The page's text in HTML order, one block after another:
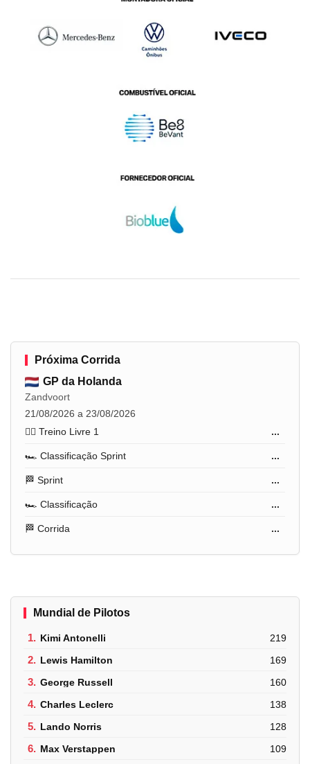
Próxima Corrida
GP da Holanda
Zandvoort
21/08/2026 a 23/08/2026
🏋️‍♂️ Treino Livre 1
...
🏎️ Classificação Sprint ...
🏁 Sprint ...
🏎️ Classificação ...
🏁 Corrida ...
Mundial de Pilotos
1. Kimi Antonelli 219
2. Lewis Hamilton 169
3. George Russell 160
4. Charles Leclerc 138
5. Lando Norris 128
6. Max Verstappen 109